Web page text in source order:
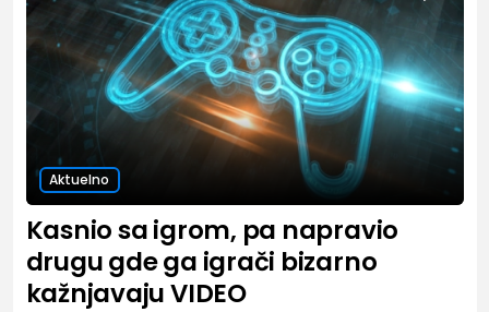
Aktuelno
Kasnio sa igrom, pa napravio
drugu gde ga igrači bizarno
kažnjavaju VIDEO